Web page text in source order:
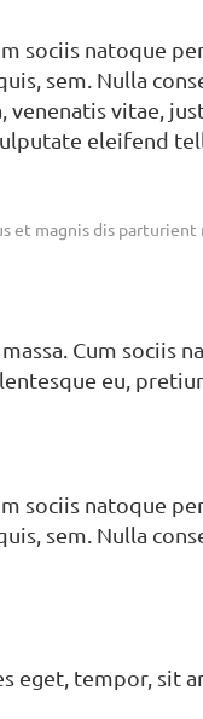
sociis natoque
sem. Nulla
venenatis vitae,
eleifend
et magnis dis parturient
Cum sociis
eu,
sociis natoque
sem. Nulla
eget, tempor, sit